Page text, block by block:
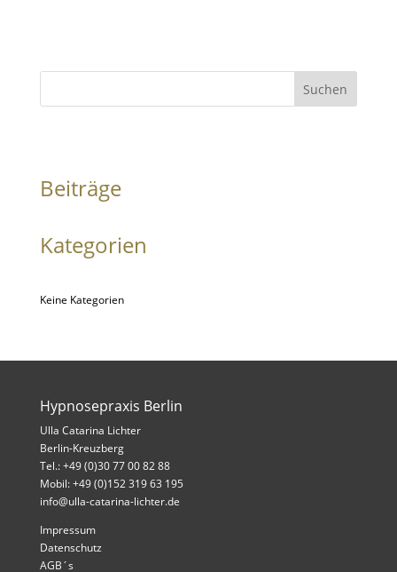
Suchen
Beiträge
Kategorien
Keine Kategorien
Hypnosepraxis Berlin
Ulla Catarina Lichter
Berlin-Kreuzberg
Tel.: +49 (0)30 77 00 82 88
Mobil: +49 (0)152 319 63 195
info@ulla-catarina-lichter.de
Impressum
Datenschutz
AGB´s